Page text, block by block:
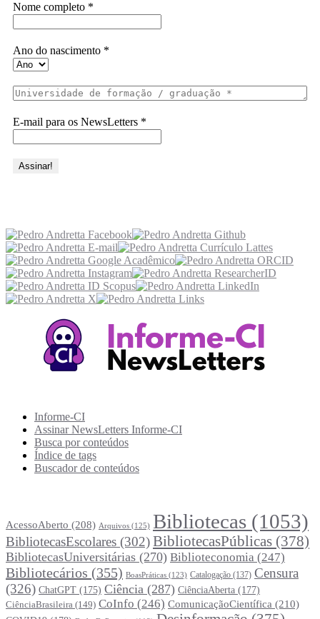
Nome completo *
Ano do nascimento *
E-mail para os NewsLetters *
Informe-CI
Assinar NewsLetters Informe-CI
Busca por conteúdos
Índice de tags
Buscador de conteúdos
AcessoAberto (208) Arquivos (125) Bibliotecas (1053)
BibliotecasEscolares (302)BibliotecasPúblicas (378)
BibliotecasUniversitárias (270) Biblioteconomia (247)
Bibliotecários (355) BoasPráticas (123) Catalogação (137) Censura
(326) ChatGPT (175) Ciência (287) CiênciaAberta (177)
CiênciaBrasileira (149) CoInfo (246) ComunicaçãoCientífica (210)